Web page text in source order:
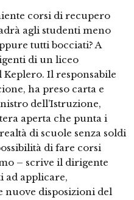
corsi di recupero
agli studenti meno
tutti bocciati? A
di un liceo
Keplero. Il responsabile
ha preso carta e
dell’Istruzione,
aperta che punta i
di scuole senza soldi
di fare corsi
– scrive il dirigente
ad applicare,
nuove disposizioni del